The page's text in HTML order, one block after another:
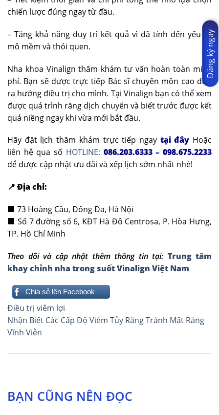
chiến lược đúng ngay từ đầu.
– Tăng khả năng duy trì kết quả vì đã tính đến yếu tố
mô mềm và thói quen.
Nha khoa Vinalign thăm khám tư vấn hoàn toàn miễn
phí. Bạn sẽ được trực tiếp Bác sĩ chuyên môn cao đưa
ra hướng điều trị cho mình. Tại Vinalign bạn có thể xem
được quá trình răng dịch chuyển và biết trước được kết
quả niềng ngay khi vừa mới bắt đầu.
Hãy đặt lịch thăm khám trực tiếp ngay tại đây Hoặc
liên hệ qua số HOTLINE: 086.203.6333 – 098.675.2233
để được cập nhật ưu đãi và xếp lịch sớm nhất nhé!
📍 Địa chỉ:
🏢 73 Hoàng Cầu, Đống Đa, Hà Nội
🏢 Số 7 đường số 6, KĐT Hà Đô Centrosa, P. Hòa Hưng,
TP. Hồ Chí Minh
Theo dõi và cập nhật thêm thông tin tại: Trung tâm
khay chỉnh nha trong suốt Vinalign Việt Nam
Chia sẻ lên Facebook
Điều
hướng
bài
Điều trị viêm lợi
Nhận Biết Các Cấp Độ Viêm Tủy Răng Tránh Mất Răng
Vĩnh Viễn
BẠN CŨNG NÊN ĐỌC
Đăng ký ngay